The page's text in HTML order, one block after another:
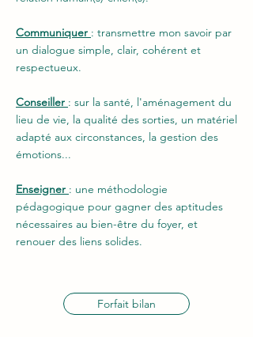
Communiquer : transmettre mon savoir par
un dialogue simple, clair, cohérent et
respectueux.
Conseiller : sur la santé, l'aménagement du
lieu de vie, la qualité des sorties, un matériel
adapté aux circonstances, la gestion des
émotions...
Enseigner : une méthodologie
pédagogique pour gagner des aptitudes
nécessaires au bien-être du foyer, et
renouer des liens solides.
Forfait bilan